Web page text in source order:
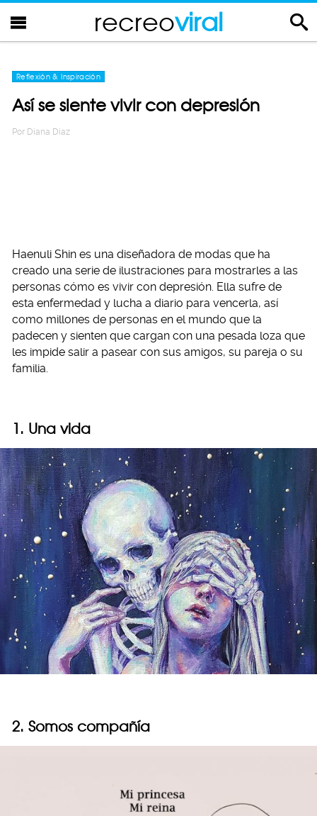
recreoviral
Reflexión & Inspiración
Así se siente vivir con depresión
Por Diana Diaz
Haenuli Shin es una diseñadora de modas que ha
creado una serie de ilustraciones para mostrarles a las
personas cómo es vivir con depresión. Ella sufre de
esta enfermedad y lucha a diario para vencerla, así
como millones de personas en el mundo que la
padecen y sienten que cargan con una pesada loza que
les impide salir a pasear con sus amigos, su pareja o su
familia.
1. Una vida
2. Somos compañía